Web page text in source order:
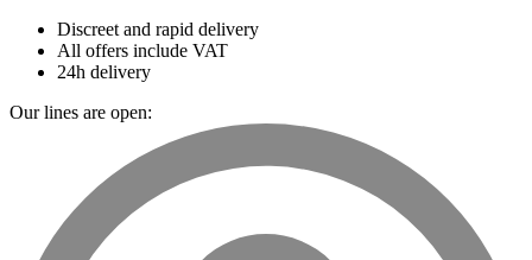
Discreet and rapid delivery
All offers include VAT
24h delivery
Our lines are open: